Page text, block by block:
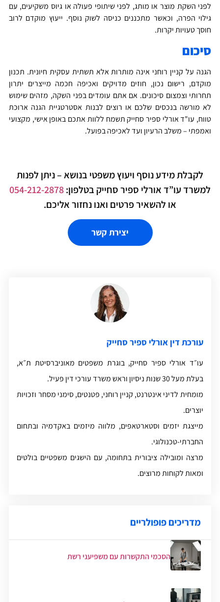
השקת מוצר או מותג, לפני שיתופי פעולה או גיוס משקיעים, עם
הפרה, וכאשר מתכננים כניסה לשוק נוסף. ייעוץ מוקדם לרוב
טעויות יקרות.
על קניין רוחני אינה מותרות אלא תשתית עסקית חיונית. תכנון
רישום נכון, חוזים מדויקים ואכיפה חכמה מייצרים יתרון
וצמצום סיכונים. אם אתם עומדים בפני השקה, מזהים שימוש
מורשה בנכסים שלכם או רוצים לבנות אסטרטגיית הגנה ארוכת
עו"ד אורלי ספיר סחייק תשמח ללוות אתכם באופן אישי, מקצועי
– משלב הרעיון ועד לאכיפה בפועל.
לקבלת מידע נוסף ויעוץ משפטי בנושא – ניתן לפנות
עו”ד אורלי ספיר סחייק בטלפון:054-212-2878
או להשאיר פרטים ואנו נחזור אליכם.
יצירת קשר
עורכת דין אורלי ספיר סחייק
עו״ד אורלי ספיר סחייק, בוגרת משפטים מאוניברסיטת ת״א,
בעלת מעל 30 שנות ניסיון וראש משרד עורכי דין פעיל.
מומחית לדיני אינטרנט, קניין רוחני, פטנטים, סימני מסחר וזכויות
יוצרים.
מייצגת יזמים וסטארטאפים, מלווה מיזמים באקדמיה ובתחום
החברתי-טכנולוגי.
מרצה ומובילה ציבורית בתחומה, עם הישגים משפטיים בולטים
ומאות לקוחות מרוצים.
מדריכים פופולריים
הסכמי התקשרות עם משפיעני רשת